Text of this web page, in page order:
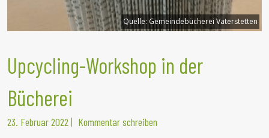
Quelle:Gemeindebücherei Vaterstetten
Upcycling-Workshop in der
Bücherei
23. Februar 2022 | Kommentar schreiben